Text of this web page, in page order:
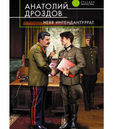
Коллекции